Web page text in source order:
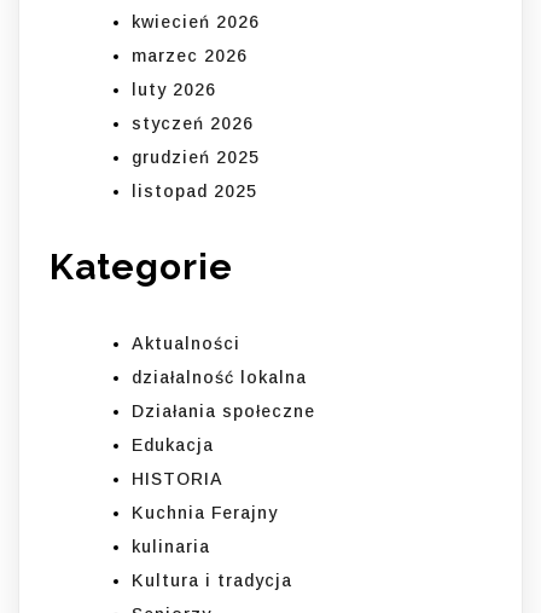
kwiecień 2026
marzec 2026
luty 2026
styczeń 2026
grudzień 2025
listopad 2025
Kategorie
Aktualności
działalność lokalna
Działania społeczne
Edukacja
HISTORIA
Kuchnia Ferajny
kulinaria
Kultura i tradycja